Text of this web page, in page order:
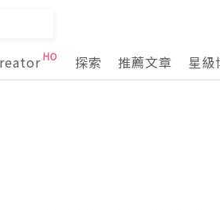
探索 推薦文章 星級